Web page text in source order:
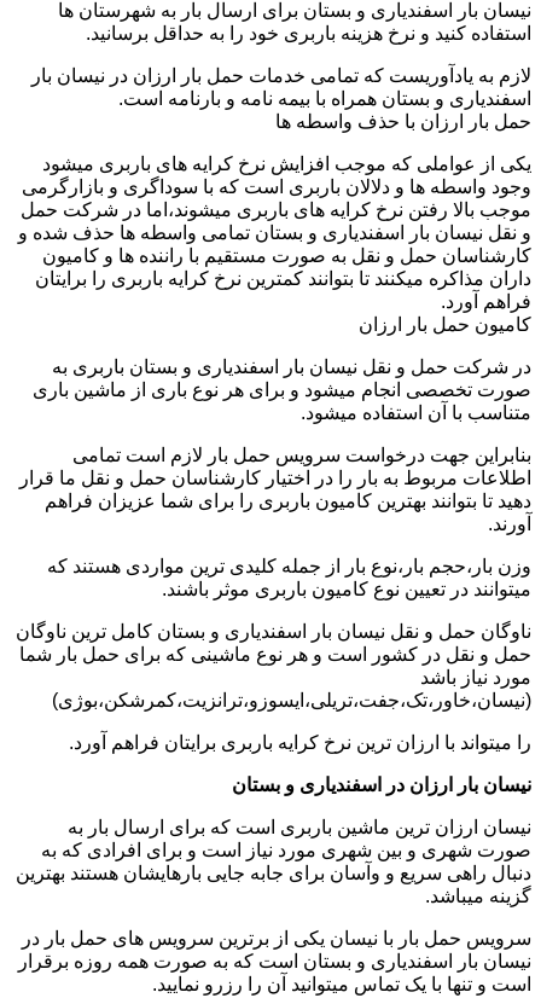
نیسان بار اسفندیاری و بستان برای ارسال بار به شهرستان ها
استفاده کنید و نرخ هزینه باربری خود را به حداقل برسانید.
لازم به یادآوریست که تمامی خدمات حمل بار ارزان در نیسان بار
اسفندیاری و بستان همراه با بیمه نامه و بارنامه است.
حمل بار ارزان با حذف واسطه ها
یکی از عواملی که موجب افزایش نرخ کرایه های باربری میشود
وجود واسطه ها و دلالان باربری است که با سوداگری و بازارگرمی
موجب بالا رفتن نرخ کرایه های باربری میشوند،اما در شرکت حمل
و نقل نیسان بار اسفندیاری و بستان تمامی واسطه ها حذف شده و
کارشناسان حمل و نقل به صورت مستقیم با راننده ها و کامیون
داران مذاکره میکنند تا بتوانند کمترین نرخ کرایه باربری را برایتان
فراهم آورد.
کامیون حمل بار ارزان
در شرکت حمل و نقل نیسان بار اسفندیاری و بستان باربری به
صورت تخصصی انجام میشود و برای هر نوع باری از ماشین باری
متناسب با آن استفاده میشود.
بنابراین جهت درخواست سرویس حمل بار لازم است تمامی
اطلاعات مربوط به بار را در اختیار کارشناسان حمل و نقل ما قرار
دهید تا بتوانند بهترین کامیون باربری را برای شما عزیزان فراهم
آورند.
وزن بار،حجم بار،نوع بار از جمله کلیدی ترین مواردی هستند که
میتوانند در تعیین نوع کامیون باربری موثر باشند.
ناوگان حمل و نقل نیسان بار اسفندیاری و بستان کامل ترین ناوگان
حمل و نقل در کشور است و هر نوع ماشینی که برای حمل بار شما
مورد نیاز باشد
(نیسان،خاور،تک،جفت،تریلی،ایسوزو،ترانزیت،کمرشکن،بوژی)
را میتواند با ارزان ترین نرخ کرایه باربری برایتان فراهم آورد.
نیسان بار ارزان در اسفندیاری و بستان
نیسان ارزان ترین ماشین باربری است که برای ارسال بار به
صورت شهری و بین شهری مورد نیاز است و برای افرادی که به
دنبال راهی سریع و وآسان برای جابه جایی بارهایشان هستند بهترین
گزینه میباشد.
سرویس حمل بار با نیسان یکی از برترین سرویس های حمل بار در
نیسان بار اسفندیاری و بستان است که به صورت همه روزه برقرار
است و تنها با یک تماس میتوانید آن را رزرو نمایید.